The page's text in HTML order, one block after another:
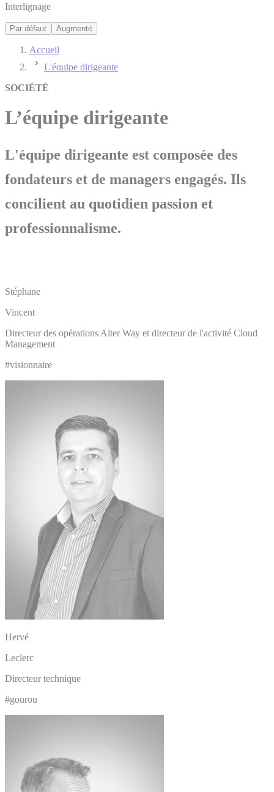
Interlignage
Par défaut Augmenté
Accueil
L'équipe dirigeante
SOCIÉTÉ
L’équipe dirigeante
L'équipe dirigeante est composée des
fondateurs et de managers engagés. Ils
concilient au quotidien passion et
professionnalisme.
Stéphane
Vincent
Directeur des opérations Alter Way et directeur de l'activité Cloud
Management
#visionnaire
Hervé
Leclerc
Directeur technique
#gourou